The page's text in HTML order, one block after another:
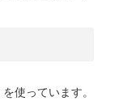
使っています。